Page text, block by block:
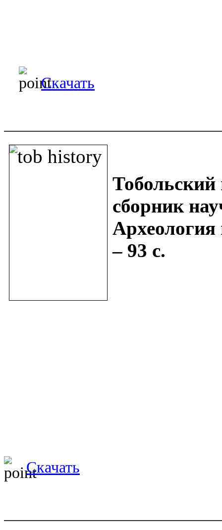
Скачать
Тобольский
сборник
Археология
– 93 с.
Скачать